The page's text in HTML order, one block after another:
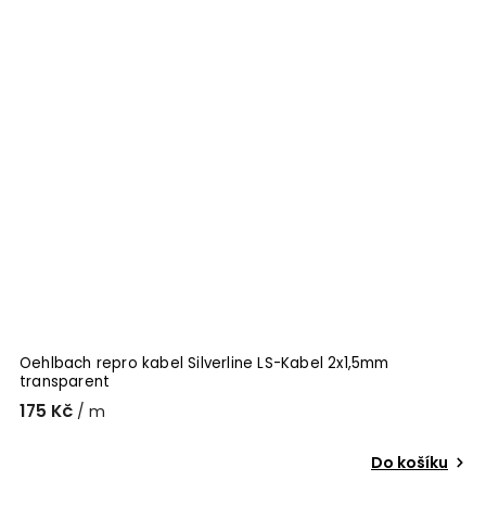
Oehlbach repro kabel Silverline LS-Kabel 2x1,5mm
transparent
175 Kč / m
Do košíku